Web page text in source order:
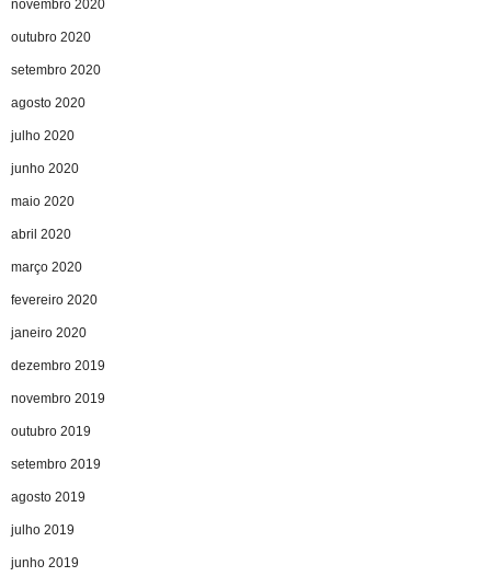
novembro 2020
outubro 2020
setembro 2020
agosto 2020
julho 2020
junho 2020
maio 2020
abril 2020
março 2020
fevereiro 2020
janeiro 2020
dezembro 2019
novembro 2019
outubro 2019
setembro 2019
agosto 2019
julho 2019
junho 2019